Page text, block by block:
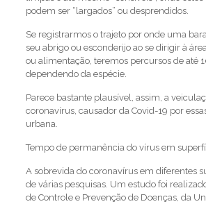
podem ser “largados” ou desprendidos.
Se registrarmos o trajeto por onde uma
seu abrigo ou esconderijo ao se dirigir à
ou alimentação, teremos percursos de até
dependendo da espécie.
Parece bastante plausível, assim, a
coronavírus, causador da Covid-19 por
urbana.
Tempo de permanência do vírus em
A sobrevida do coronavírus em diferentes
de várias pesquisas. Um estudo foi
de Controle e Prevenção de Doenças, da